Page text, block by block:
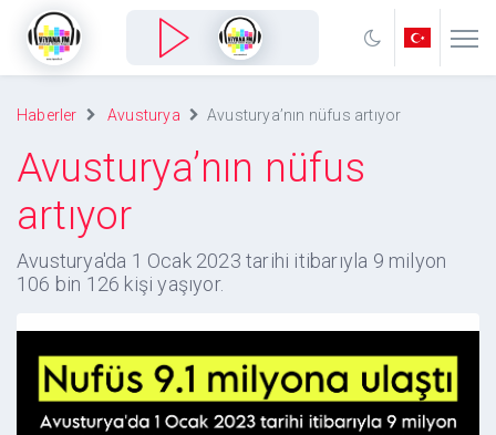
Haberler Avusturya Avusturya’nın nüfus artıyor
Avusturya’nın nüfus
artıyor
Avusturya'da 1 Ocak 2023 tarihi itibarıyla 9 milyon
106 bin 126 kişi yaşıyor.